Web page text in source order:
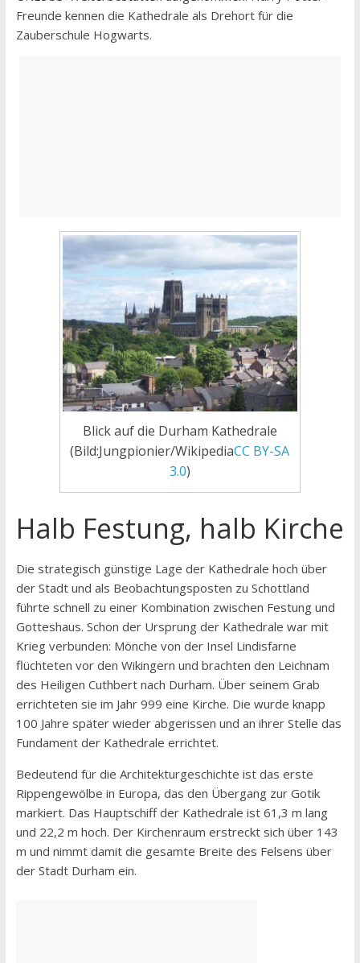
Freunde kennen die Kathedrale als Drehort für die
Zauberschule Hogwarts.
Blick auf die Durham Kathedrale
(Bild:Jungpionier/WikipediaCC BY-SA
3.0)
Halb Festung, halb Kirche
Die strategisch günstige Lage der Kathedrale hoch über
der Stadt und als Beobachtungsposten zu Schottland
führte schnell zu einer Kombination zwischen Festung und
Gotteshaus. Schon der Ursprung der Kathedrale war mit
Krieg verbunden: Mönche von der Insel Lindisfarne
flüchteten vor den Wikingern und brachten den Leichnam
des Heiligen Cuthbert nach Durham. Über seinem Grab
errichteten sie im Jahr 999 eine Kirche. Die wurde knapp
100 Jahre später wieder abgerissen und an ihrer Stelle das
Fundament der Kathedrale errichtet.
Bedeutend für die Architekturgeschichte ist das erste
Rippengewölbe in Europa, das den Übergang zur Gotik
markiert. Das Hauptschiff der Kathedrale ist 61,3 m lang
und 22,2 m hoch. Der Kirchenraum erstreckt sich über 143
m und nimmt damit die gesamte Breite des Felsens über
der Stadt Durham ein.